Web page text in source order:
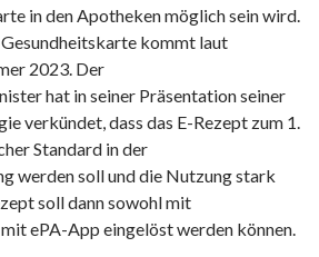
in den Apotheken möglich sein wird.
kommt laut
2023. Der
hat in seiner Präsentation seiner
verkündet, dass das E-Rezept zum 1.
Standard in der
werden soll und die Nutzung stark
soll dann sowohl mit
ePA-App eingelöst werden können.